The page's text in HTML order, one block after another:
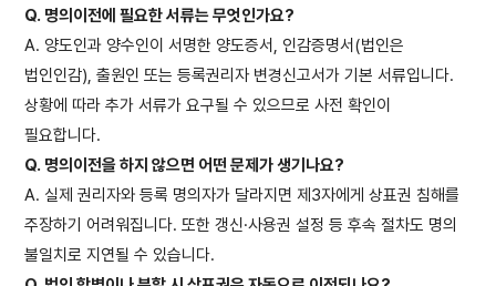
Q. 명의이전에 필요한 서류는 무엇인가요?
A. 양도인과 양수인이 서명한 양도증서, 인감증명서(법인은
법인인감), 출원인 또는 등록권리자 변경신고서가 기본 서류입니다.
상황에 따라 추가 서류가 요구될 수 있으므로 사전 확인이
필요합니다.
Q. 명의이전을 하지 않으면 어떤 문제가 생기나요?
A. 실제 권리자와 등록 명의자가 달라지면 제3자에게 상표권 침해를
주장하기 어려워집니다. 또한 갱신·사용권 설정 등 후속 절차도 명의
불일치로 지연될 수 있습니다.